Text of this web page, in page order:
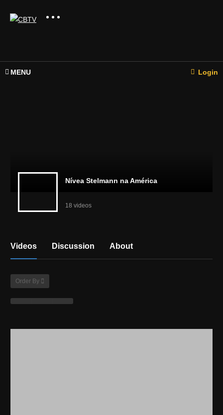
MENU Login
Nívea Stelmann na América
18 videos
Videos Discussion About
Order By